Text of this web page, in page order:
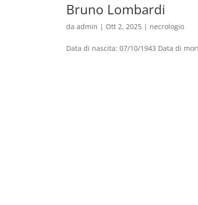
Bruno Lombardi
daadmin | Ott 2, 2025 | necrologio
Data di nascita: 07/10/1943 Data di